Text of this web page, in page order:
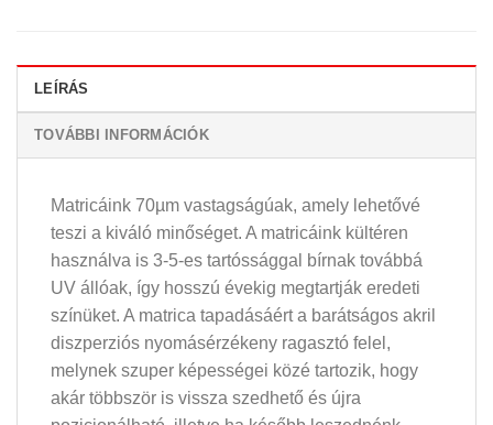
LEÍRÁS
TOVÁBBI INFORMÁCIÓK
Matricáink 70µm vastagságúak, amely lehetővé
teszi a kiváló minőséget. A matricáink kültéren
használva is 3-5-es tartóssággal bírnak továbbá
UV állóak, így hosszú évekig megtartják eredeti
színüket. A matrica tapadásáért a barátságos akril
diszperziós nyomásérzékeny ragasztó felel,
melynek szuper képességei közé tartozik, hogy
akár többször is vissza szedhető és újra